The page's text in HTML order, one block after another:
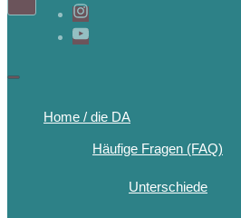
Home / die DA
Häufige Fragen (FAQ)
Unterschiede